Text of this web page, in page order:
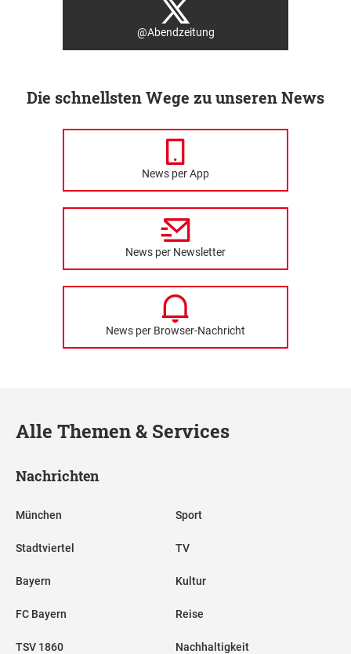
@Abendzeitung
Die schnellsten Wege zu unseren News
News per App
News per Newsletter
News per Browser-Nachricht
Alle Themen & Services
Nachrichten
München
Stadtviertel
Bayern
FC Bayern
TSV 1860
Sport
TV
Kultur
Reise
Nachhaltigkeit